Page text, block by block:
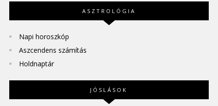
ASZTROLÓGIA
Napi horoszkóp
Aszcendens számítás
Holdnaptár
JÓSLÁSOK